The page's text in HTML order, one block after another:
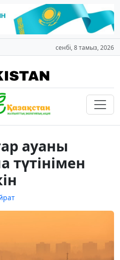
сенбі, 8 тамыз, 2026
ауаны
түтінімен